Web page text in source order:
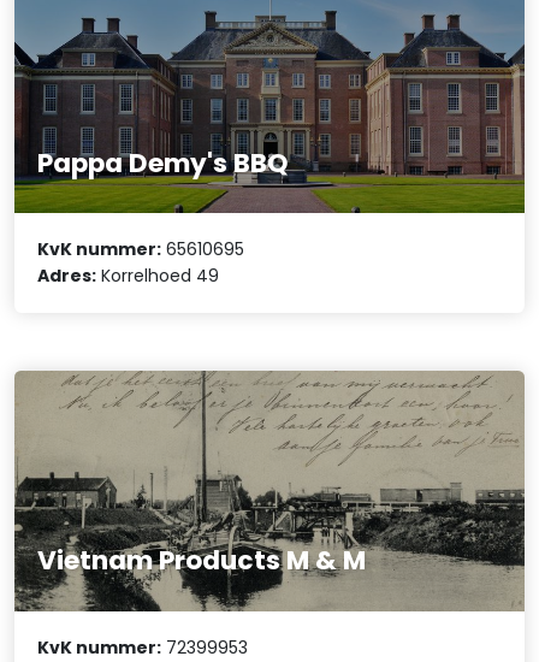
Pappa Demy's BBQ
KvK nummer: 65610695
Adres: Korrelhoed 49
Vietnam Products M & M
KvK nummer: 72399953